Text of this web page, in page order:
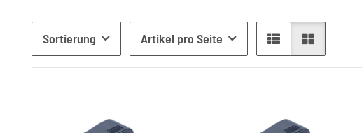
Sortierung Artikel pro Seite